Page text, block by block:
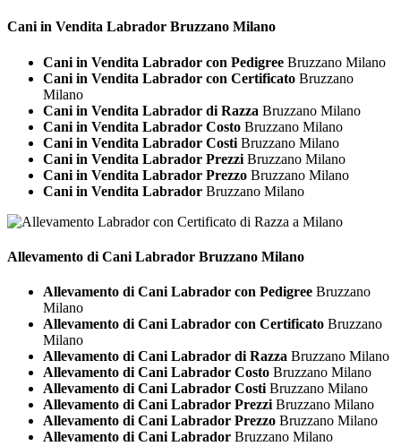
Cani in Vendita Labrador Bruzzano Milano
Cani in Vendita Labrador con Pedigree Bruzzano Milano
Cani in Vendita Labrador con Certificato Bruzzano
Milano
Cani in Vendita Labrador di Razza Bruzzano Milano
Cani in Vendita Labrador Costo Bruzzano Milano
Cani in Vendita Labrador Costi Bruzzano Milano
Cani in Vendita Labrador Prezzi Bruzzano Milano
Cani in Vendita Labrador Prezzo Bruzzano Milano
Cani in Vendita Labrador Bruzzano Milano
Allevamento di Cani Labrador Bruzzano Milano
Allevamento di Cani Labrador con Pedigree Bruzzano
Milano
Allevamento di Cani Labrador con Certificato Bruzzano
Milano
Allevamento di Cani Labrador di Razza Bruzzano Milano
Allevamento di Cani Labrador Costo Bruzzano Milano
Allevamento di Cani Labrador Costi Bruzzano Milano
Allevamento di Cani Labrador Prezzi Bruzzano Milano
Allevamento di Cani Labrador Prezzo Bruzzano Milano
Allevamento di Cani Labrador Bruzzano Milano